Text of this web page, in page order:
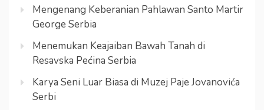
Mengenang Keberanian Pahlawan Santo Martir
George Serbia
Menemukan Keajaiban Bawah Tanah di
Resavska Pećina Serbia
Karya Seni Luar Biasa di Muzej Paje Jovanovića
Serbi